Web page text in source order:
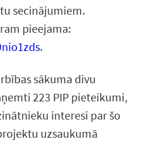
secinājumiem.
pieejama:
.
sākuma divu
223 PIP pieteikumi,
interesi par šo
uzsaukumā